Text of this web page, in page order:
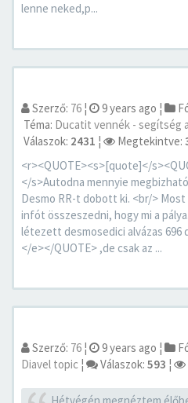
lenne neked,p...
Szerző: 76 ¦ 9 years ago ¦
Téma: Ducatit vennék - segítség
Válaszok: 2431 ¦ Megtekintve:
<r><QUOTE><s>[quote]</
</s>Autodna mennyie
Desmo RR-t dobott ki. <br/>
infót összeszedni, hogy mi a
létezett desmosedici alvázas
</e></QUOTE> ,de csak az ...
Szerző: 76 ¦ 9 years ago ¦
Diavel topic ¦ Válaszok: 593 ¦
Hétvégén megnéztem